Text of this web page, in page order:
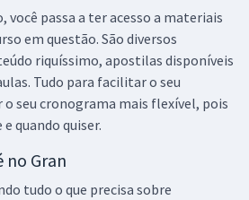
você passa a ter acesso a materiais
em questão. São diversos
riquíssimo, apostilas disponíveis
Tudo para facilitar o seu
seu cronograma mais flexível, pois
quando quiser.
no Gran
tudo o que precisa sobre